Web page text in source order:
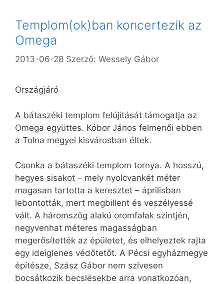
Templom(ok)ban koncertezik az
Omega
2013-06-28 Szerző: Wessely Gábor
Országjáró
A bátaszéki templom felújítását támogatja az
Omega együttes. Kóbor János felmenői ebben
a Tolna megyei kisvárosban éltek.
Csonka a bátaszéki templom tornya. A hosszú,
hegyes sisakot – mely nyolcvankét méter
magasan tartotta a keresztet – áprilisban
lebontották, mert megbillent és veszélyessé
vált. A háromszög alakú oromfalak szintjén,
negyvenhat méteres magasságban
megerősítették az épületet, és elhelyeztek rajta
egy ideiglenes védőtetőt. A Pécsi egyházmegye
építésze, Szász Gábor nem szívesen
bocsátkozik becslésekbe arra vonatkozóan,